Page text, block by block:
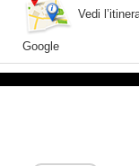
Vedi
Google